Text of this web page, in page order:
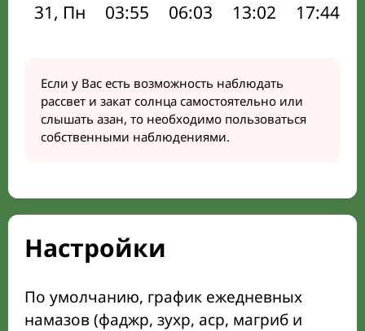
31, Пн
03:55 06:03 13:02 17:44
Если у Вас есть возможность наблюдать
рассвет и закат солнца самостоятельно или
слышать азан, то необходимо пользоваться
собственными наблюдениями.
Настройки
По умолчанию, график ежедневных
намазов (фаджр, зухр, аср, магриб и